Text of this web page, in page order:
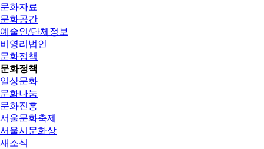
문화자료
문화공간
예술인/단체정보
비영리법인
문화정책
문화정책
일상문화
문화나눔
문화진흥
서울문화축제
서울시문화상
새소식